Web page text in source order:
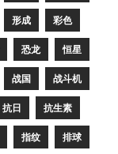
形成 彩色
恐龙 恒星
战国 战斗机
抗日 抗生素
指纹 排球